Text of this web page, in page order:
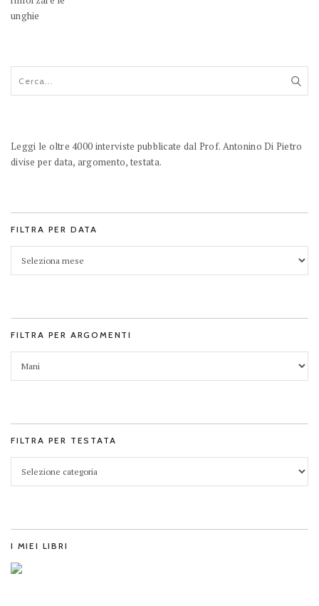
Leggi le oltre 4000 interviste pubblicate dal Prof. Antonino Di Pietro
divise per data, argomento, testata.
FILTRA PER DATA
FILTRA PER ARGOMENTI
FILTRA PER TESTATA
I MIEI LIBRI